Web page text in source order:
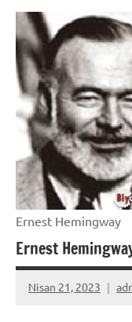
Ernest Hemingway
Ernest
Nisan 21, 2023